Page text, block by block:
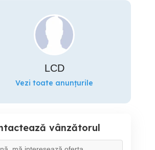
LCD
Vezi toate anunțurile
vânzătorul